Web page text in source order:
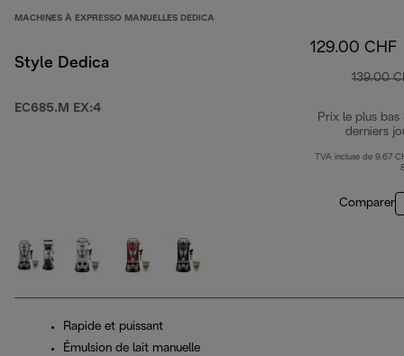
MACHINES À EXPRESSO MANUELLES DEDICA
Style Dedica
EC685.M EX:4
129.00 CHF
139.00
Prix le plus bas
derniers
TVA incluse de 9.67
Comparer
Rapide et puissant
Émulsion de lait manuelle